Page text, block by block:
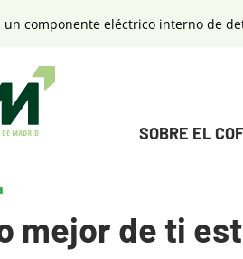
al contenido principal
un componente eléctrico interno de
Menú principalSOBRE EL
mejor de ti